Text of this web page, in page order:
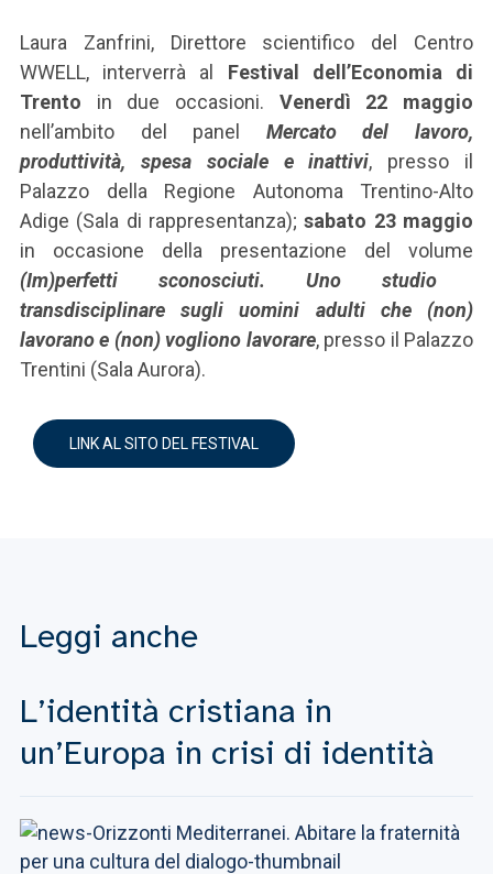
Laura Zanfrini, Direttore scientifico del Centro
WWELL, interverrà al Festival dell’Economia di
Trento in due occasioni. Venerdì 22 maggio
nell’ambito del panel Mercato del lavoro,
produttività, spesa sociale e inattivi, presso il
Palazzo della Regione Autonoma Trentino-Alto
Adige (Sala di rappresentanza);sabato 23 maggio
in occasione della presentazione del volume
(Im)perfetti sconosciuti. Uno studio
transdisciplinare sugli uomini adulti che (non)
lavorano e (non) vogliono lavorare, presso il Palazzo
Trentini (Sala Aurora).
LINK AL SITO DEL FESTIVAL
Leggi anche
L’identità cristiana in
un’Europa in crisi di identità